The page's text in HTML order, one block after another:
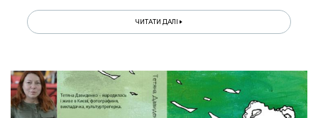
ЧИТАТИ ДАЛІ